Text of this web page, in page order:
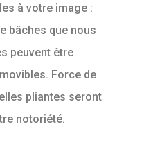
à votre image :
bâches que nous
peuvent être
Force de
pliantes seront
notoriété.